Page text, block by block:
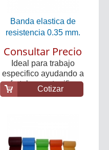
Banda elastica de
resistencia 0.35 mm.
Consultar Precio
Ideal para trabajo
especifico ayudando a
fortalecer y tonifi...
Cotizar